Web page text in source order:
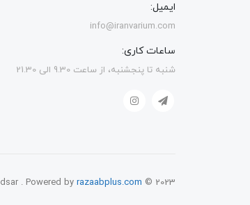
ایمیل:
info@iranvarium.com
ساعات کاری:
شنبه تا پنجشنبه، از ساعت 9.30 الی 21.30
. Powered by razaabplus.com © 2023